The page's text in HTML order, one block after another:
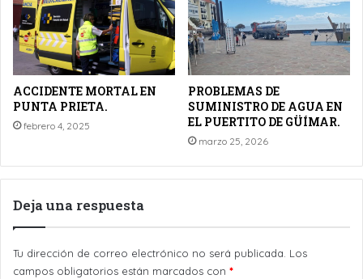
ACCIDENTE MORTAL EN
PUNTA PRIETA.
febrero 4, 2025
PROBLEMAS DE
SUMINISTRO DE AGUA EN
EL PUERTITO DE GÜÍMAR.
marzo 25, 2026
Deja una respuesta
Tu dirección de correo electrónico no será publicada. Los
campos obligatorios están marcados con *